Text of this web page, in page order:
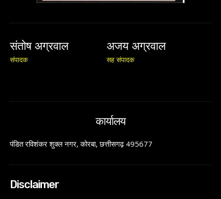
संतोष अग्रवाल
संपादक
अजय अग्रवाल
सह संपादक
कार्यालय
पंडित रविशंकर शुक्ल नगर, कोरबा, छत्तीसगढ़ 495677
Disclaimer